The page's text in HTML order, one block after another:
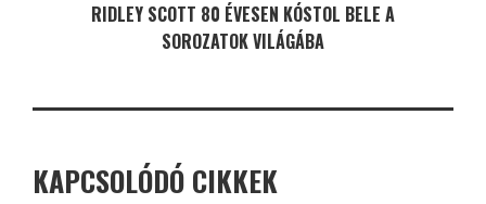
RIDLEY SCOTT 80 ÉVESEN KÓSTOL BELE A
SOROZATOK VILÁGÁBA
KAPCSOLÓDÓ CIKKEK